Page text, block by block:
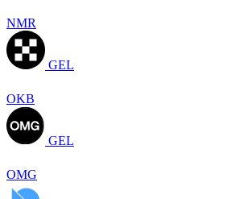
NMR
GEL
OKB
GEL
OMG